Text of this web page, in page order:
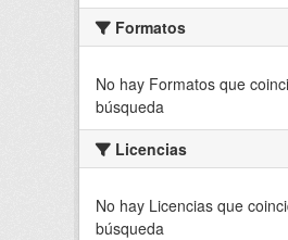
Formatos
No hay Formatos que
búsqueda
Licencias
No hay Licencias que
búsqueda